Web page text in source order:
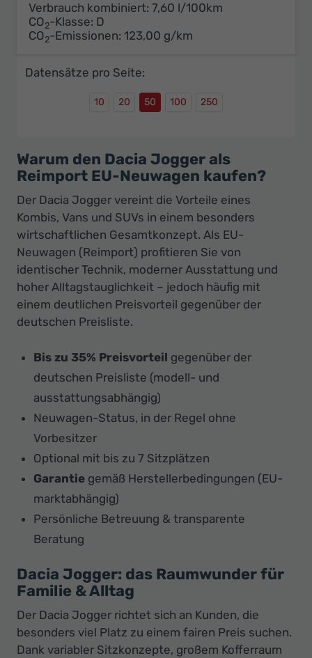
Verbrauch kombiniert: 7,60 l/100km
CO2-Klasse: D
CO2-Emissionen: 123,00 g/km
Datensätze pro Seite:
10 20 50 100 250
Warum den Dacia Jogger als
Reimport EU-Neuwagen kaufen?
Der Dacia Jogger vereint die Vorteile eines
Kombis, Vans und SUVs in einem besonders
wirtschaftlichen Gesamtkonzept. Als EU-
Neuwagen (Reimport) profitieren Sie von
identischer Technik, moderner Ausstattung und
hoher Alltagstauglichkeit – jedoch häufig mit
einem deutlichen Preisvorteil gegenüber der
deutschen Preisliste.
Bis zu 35% Preisvorteil gegenüber der
deutschen Preisliste (modell- und
ausstattungsabhängig)
Neuwagen-Status, in der Regel ohne
Vorbesitzer
Optional mit bis zu 7 Sitzplätzen
Garantie gemäß Herstellerbedingungen (EU-
marktabhängig)
Persönliche Betreuung & transparente
Beratung
Dacia Jogger: das Raumwunder für
Familie & Alltag
Der Dacia Jogger richtet sich an Kunden, die
besonders viel Platz zu einem fairen Preis suchen.
Dank variabler Sitzkonzepte, großem Kofferraum